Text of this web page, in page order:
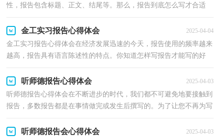
性，报告包含标题、正文、结尾等。那么，报告到底怎么写才合适
金工实习报告心得体会 2025-04-04
金工实习报告心得体会在经济发展迅速的今天，报告使用的频率越来
越高，报告具有语言陈述性的特点。你知道怎样写报告才能写的好
听师德报告心得体会 2025-04-03
听师德报告心得体会在不断进步的时代，我们都不可避免地要接触到
报告，多数报告都是在事情做完或发生后撰写的。为了让您不再为写
听师德报告会心得体会 2025-04-03